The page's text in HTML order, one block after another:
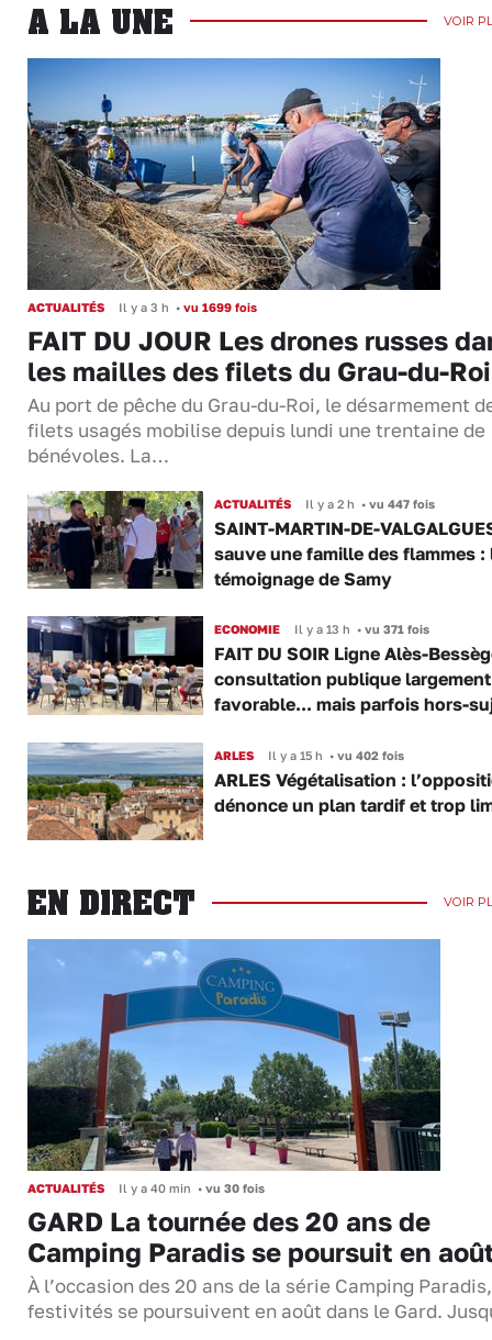
A LA UNE VOIR
ACTUALITÉS Il y a 3 h • vu 1699 fois
FAIT DU JOUR Les drones russes
les mailles des filets du Grau-du-Roi
Au port de pêche du Grau-du-Roi, le désarmement
filets usagés mobilise depuis lundi une trentaine de
bénévoles. La…
ACTUALITÉS Il y a 2 h •vu 447 fois
SAINT-MARTIN-DE-
sauve une famille des flammes :
témoignage de Samy
ECONOMIE Il y a 13 h •vu 371 fois
FAIT DU SOIR Ligne Alès-
consultation publique largement
favorable... mais parfois hors-
ARLES Il y a 15 h •vu 402 fois
ARLES Végétalisation :
dénonce un plan tardif et trop
EN DIRECT VOIR
ACTUALITÉS Il y a 40 min • vu 30 fois
GARD La tournée des 20 ans de
Camping Paradis se poursuit en
À l’occasion des 20 ans de la série Camping
festivités se poursuivent en août dans le Gard.